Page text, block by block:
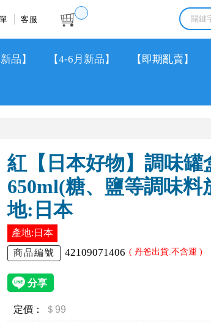
客服
品】 【4-6月新品】 【即期亂賣】
紅【日本好物】調味罐
650ml(糖、鹽等調味料
地:日本
產地:日本
商品編號 42109071406 ( 丹爸出貨.不含運 )
定價： ＄99